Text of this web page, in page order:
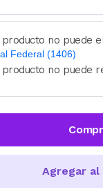
no puede
Federal (1406)
código postal (sólo
producto no puede
Agregar